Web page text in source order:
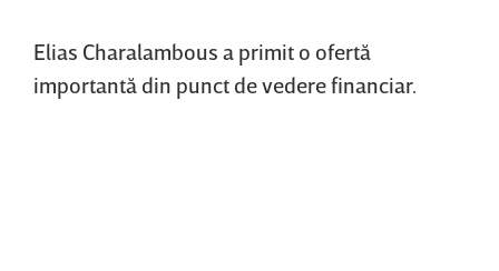
Elias Charalambous a primit o ofertă
importantă din punct de vedere financiar.